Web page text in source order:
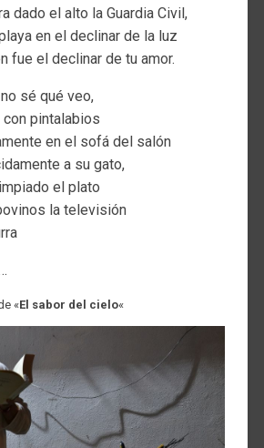
dado el alto la Guardia Civil,
en el declinar de la luz
fue el declinar de tu amor.
sé qué veo,
pintalabios
en el sofá del salón
a su gato,
el plato
la televisión
«El sabor del cielo«